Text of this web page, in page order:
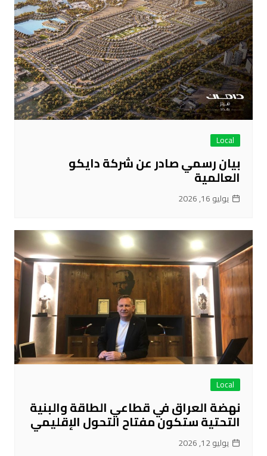
Local
بيان رسمي صادر عن شركة دايكو
العالمية
يوليو 16, 2026
Local
نهضة العراق في قطاعي الطاقة والبنية
التحتية ستكون مفتاح التحول الإقليمي
يوليو 12, 2026